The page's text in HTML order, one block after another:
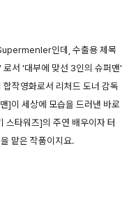
인데, 수출용 제목
'대부에 맞선 3인의 슈퍼맨'
작영화로서 리처드 도너 감독
]이 세상에 모습을 드러낸 바로
스타워즈]의 주연 배우이자 터
맡은 작품이지요.